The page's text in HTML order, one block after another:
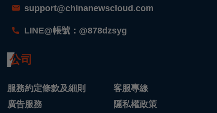
support@chinanewscloud.com
LINE@帳號：@878dzsyg
公司
服務約定條款及細則
客服專線
廣告服務
隱私權政策